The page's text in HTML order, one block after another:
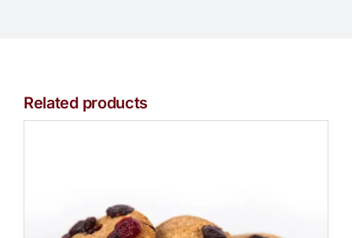
Related products